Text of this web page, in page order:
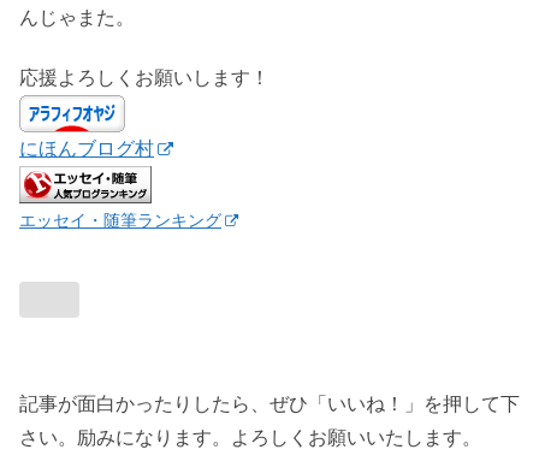
んじゃまた。
応援よろしくお願いします！
にほんブログ村
エッセイ・随筆ランキング
記事が面白かったりしたら、ぜひ「いいね！」を押して下
さい。励みになります。よろしくお願いいたします。